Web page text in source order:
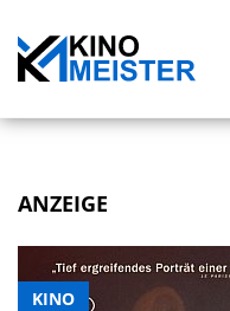
ANZEIGE
KINO